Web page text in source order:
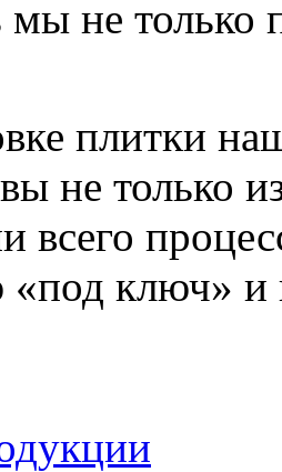
мы не
плитки
не только
всего
ключ» и